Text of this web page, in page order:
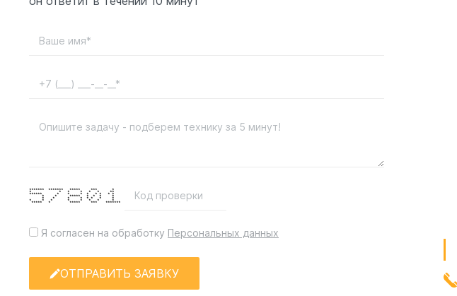
******* ******* ***** *** *
* * * * * * **
****** * * * * * * * *
* * ***** * * * *
* * * * * * * *
* * * * * * * *
***** * ***** *** *******
Я согласен на обработку Персональных данных
ОТПРАВИТЬ ЗАЯВКУ